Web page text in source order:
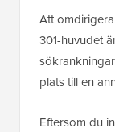
Att
301-huvudet
plats till en
Eftersom du